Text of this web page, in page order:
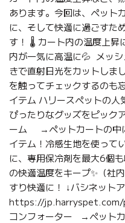
あります。今回は、ペット
に、そして快適に過ごすた
す！ 🌡️ カート内の温度上昇
内が一気に高温に💦 メッ
きで直射日光をカットしま
を触ってチェックするの
イテム ハリースペットの人
ぴったりなグッズをピック
ーム →ペットカートの中
イテム！冷感生地を使って
に、専用保冷剤を最大6個
の快適温度をキープ✨（社
すり快適に！ ↓バシネット
https://
コンフォーター →ペット